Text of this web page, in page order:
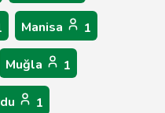
Manisa 1
Muğla 1
1